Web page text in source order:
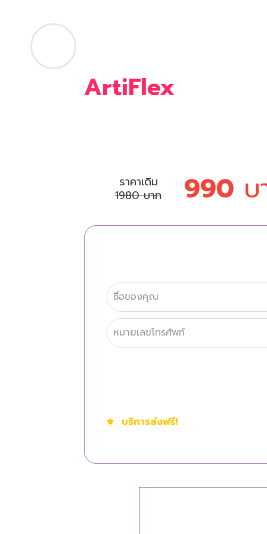
ArtiFlex
ราคาเดิม
1980 บาท
990 บ
บริการส่งฟรี!คุณสามารถตรวจสอบ